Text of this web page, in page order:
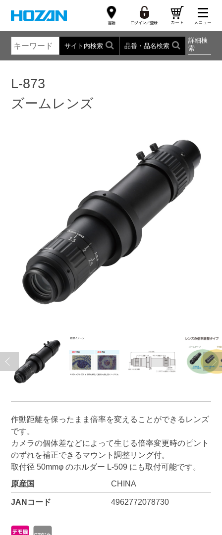
サイト内検索 品番・品名検索
詳細検
索
L-873
ズームレンズ
作動距離を保ったまま倍率を変えることができるレンズ
です。
カメラの個体差などによって生じる倍率変更時のピント
のずれを補正できるマウント調整リング付。
取付径 50mmφ のホルダー L-509 にも取付可能です。
原産国
CHINA
JANコード 4962772078730